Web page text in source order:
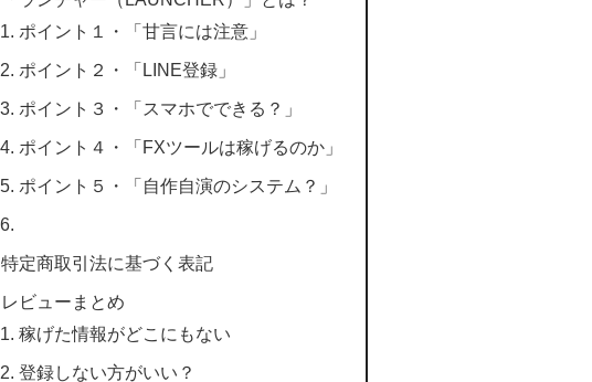
ポイント１・「甘言には注意」
ポイント２・「LINE登録」
ポイント３・「スマホでできる？」
ポイント４・「FXツールは稼げるのか」
ポイント５・「自作自演のシステム？」
特定商取引法に基づく表記
レビューまとめ
稼げた情報がどこにもない
登録しない方がいい？